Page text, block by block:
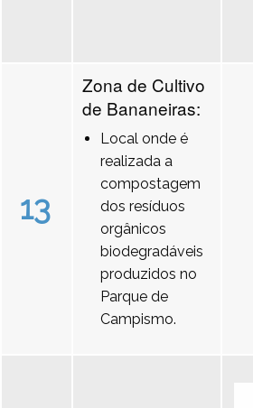
13
Zona de Cultivo
de Bananeiras:
Local onde é
realizada a
compostagem
dos resíduos
orgânicos
biodegradáveis
produzidos no
Parque de
Campismo.